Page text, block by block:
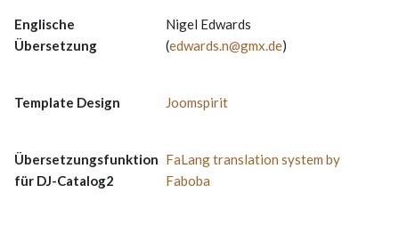
Englische
Übersetzung
Nigel Edwards
(edwards.n@gmx.de)
Template Design Joomspirit
Übersetzungsfunktion
für DJ-Catalog2
FaLang translation system by
Faboba